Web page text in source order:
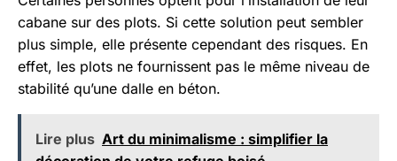
cabane sur des plots. Si cette solution peut sembler
plus simple, elle présente cependant des risques. En
effet, les plots ne fournissent pas le même niveau de
stabilité qu’une dalle en béton.
Lire plus Art du minimalisme : simplifier la